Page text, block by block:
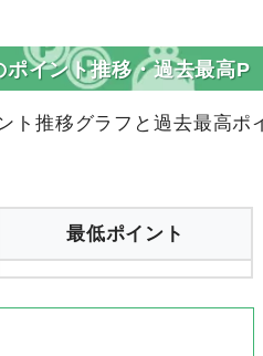
ト推移グラフと過去最高ポイ